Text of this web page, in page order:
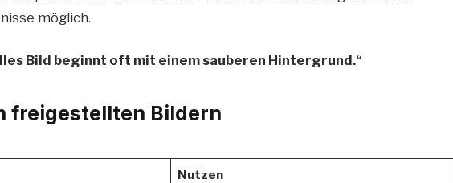
möglich.
Bild beginnt oft mit einem sauberen Hintergrund.“
freigestellten Bildern
Nutzen